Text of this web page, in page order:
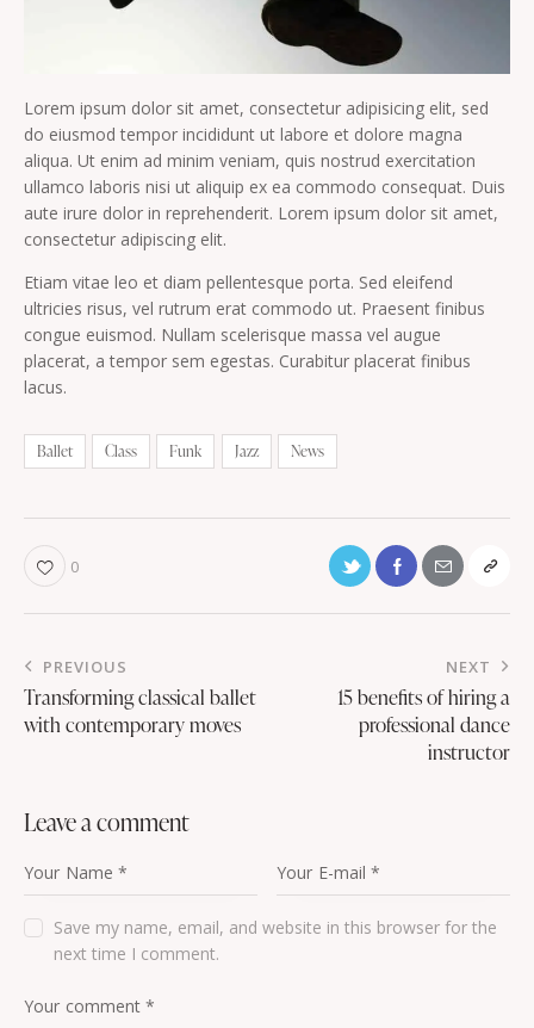
Lorem ipsum dolor sit amet, consectetur adipisicing elit, sed
do eiusmod tempor incididunt ut labore et dolore magna
aliqua. Ut enim ad minim veniam, quis nostrud exercitation
ullamco laboris nisi ut aliquip ex ea commodo consequat. Duis
aute irure dolor in reprehenderit. Lorem ipsum dolor sit amet,
consectetur adipiscing elit.
Etiam vitae leo et diam pellentesque porta. Sed eleifend
ultricies risus, vel rutrum erat commodo ut. Praesent finibus
congue euismod. Nullam scelerisque massa vel augue
placerat, a tempor sem egestas. Curabitur placerat finibus
lacus.
Ballet Class Funk Jazz News
0
PREVIOUS
Transforming classical ballet
with contemporary moves
NEXT
15 benefits of hiring a
professional dance
instructor
leave a comment
Save my name, email, and website in this browser for the
next time I comment.